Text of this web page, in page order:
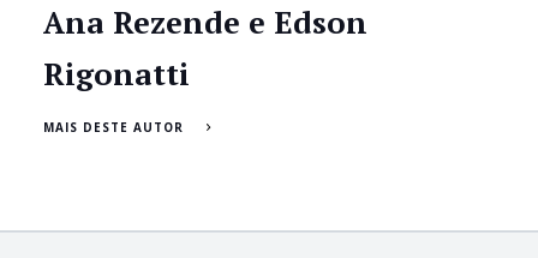
Ana Rezende e Edson
Rigonatti
MAIS DESTE AUTOR